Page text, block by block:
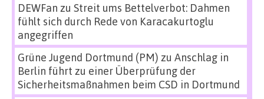
DEWFan zu Streit ums Bettelverbot: Dahmen
fühlt sich durch Rede von Karacakurtoglu
angegriffen
Grüne Jugend Dortmund (PM) zu Anschlag in
Berlin führt zu einer Überprüfung der
Sicherheitsmaßnahmen beim CSD in Dortmund